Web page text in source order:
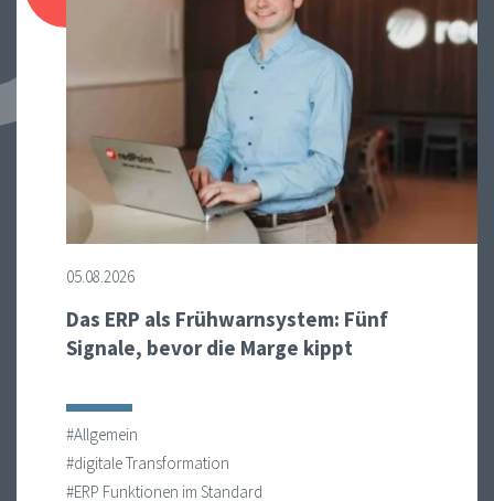
05.08.2026
Das ERP als Frühwarnsystem: Fünf
Signale, bevor die Marge kippt
#Allgemein
#digitale Transformation
#ERP Funktionen im Standard